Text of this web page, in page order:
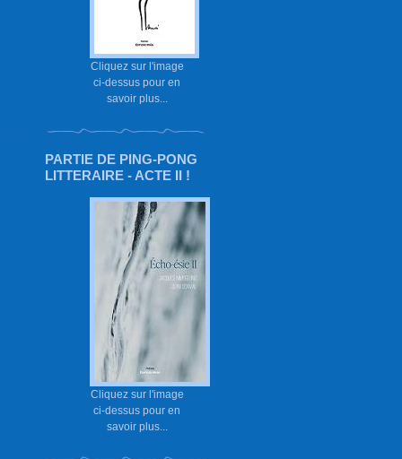
Cliquez sur l'image
ci-dessus pour en
savoir plus...
PARTIE DE PING-PONG
LITTERAIRE - ACTE II !
Cliquez sur l'image
ci-dessus pour en
savoir plus...